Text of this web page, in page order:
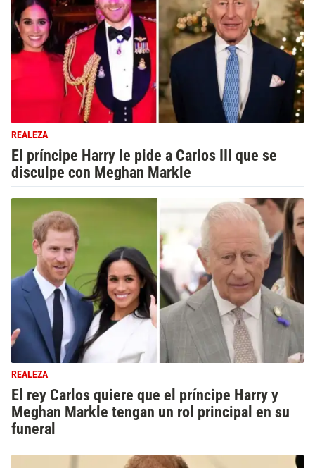
REALEZA
El príncipe Harry le pide a Carlos III que se
disculpe con Meghan Markle
REALEZA
El rey Carlos quiere que el príncipe Harry y
Meghan Markle tengan un rol principal en su
funeral